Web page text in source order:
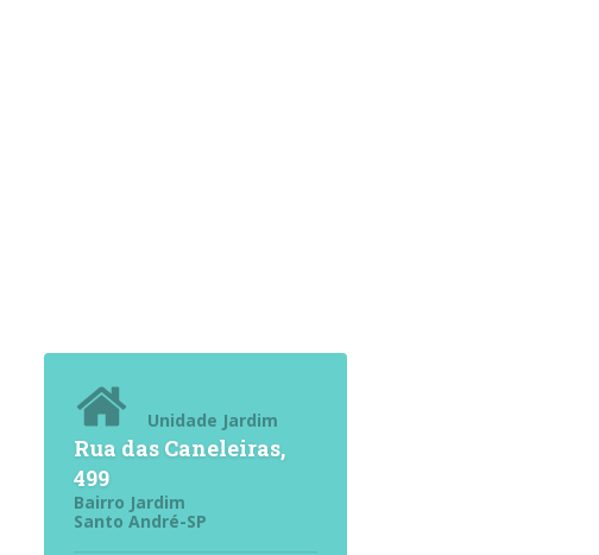
Unidade Jardim
Rua das Caneleiras,
499
Bairro Jardim
Santo André-SP